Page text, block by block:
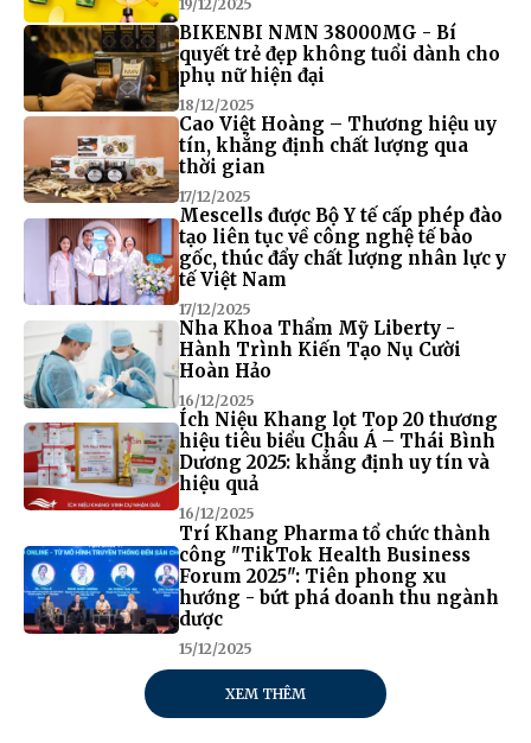
19/12/2025
BIKENBI NMN 38000MG - Bí
quyết trẻ đẹp không tuổi dành cho
phụ nữ hiện đại
18/12/2025
Cao Việt Hoàng – Thương hiệu uy
tín, khẳng định chất lượng qua
thời gian
17/12/2025
Mescells được Bộ Y tế cấp phép đào
tạo liên tục về công nghệ tế bào
gốc, thúc đẩy chất lượng nhân lực y
tế Việt Nam
17/12/2025
Nha Khoa Thẩm Mỹ Liberty -
Hành Trình Kiến Tạo Nụ Cười
Hoàn Hảo
16/12/2025
Ích Niệu Khang lọt Top 20 thương
hiệu tiêu biểu Châu Á – Thái Bình
Dương 2025: khẳng định uy tín và
hiệu quả
16/12/2025
Trí Khang Pharma tổ chức thành
công "TikTok Health Business
Forum 2025": Tiên phong xu
hướng - bứt phá doanh thu ngành
dược
15/12/2025
XEM THÊM